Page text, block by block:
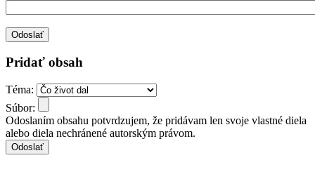
Pridať obsah
Téma:
Súbor:
Odoslaním obsahu potvrdzujem, že pridávam len svoje vlastné diela
alebo diela nechránené autorským právom.